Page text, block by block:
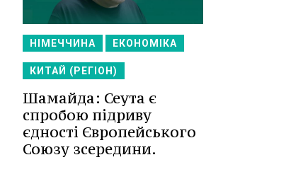
НІМЕЧЧИНА ЕКОНОМІКА
КИТАЙ (РЕГІОН)
Шамайда: Сеута є
спробою підриву
єдності Європейського
Союзу зсередини.